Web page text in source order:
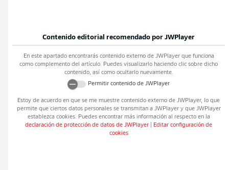
Contenido editorial recomendado por JWPlayer
En este apartado encontrarás contenido externo de JWPlayerque funciona
como complemento del artículo. Puedes visualizarlo haciendo clic sobre dicho
contenido, así como ocultarlo nuevamente.
Permitir contenido de JWPlayer
Estoy de acuerdo en que se me muestre contenido externo de JWPlayer, lo que
permite que ciertos datos personales se transmitan a JWPlayery que JWPlayer
establezca cookies. Puedes encontrar más información al respecto en la
declaración de protección de datos de JWPlayer
Editar configuración de
cookies